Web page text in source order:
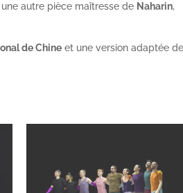
autre pièce maîtresse de Naharin,
de Chine et une version adaptée